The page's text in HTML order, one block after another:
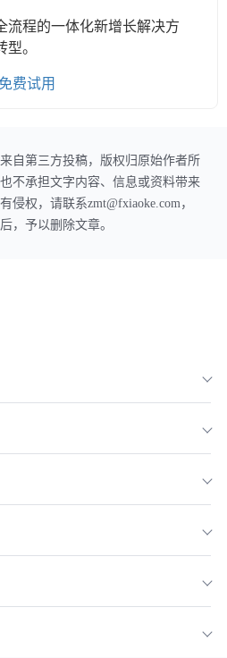
流程的一体化新增长解决方
。
免费试用
自第三方投稿，版权归原始作者所
不承担文字内容、信息或资料带来
侵权，请联系zmt@fxiaoke.com，
，予以删除文章。